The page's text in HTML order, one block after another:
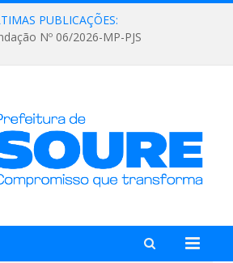
PUBLICAÇÕES:
Nº 06/2026-MP-PJS